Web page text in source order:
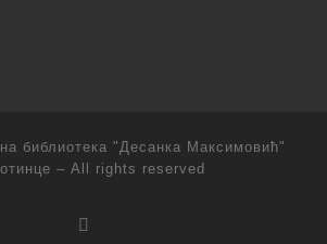
библиотека "Десанка Максимовић"
– All rights reserved